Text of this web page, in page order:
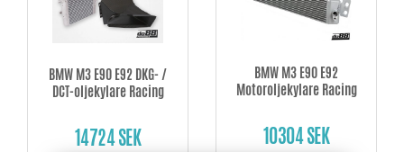
BMW M3 E90 E92 DKG- /
DCT-oljekylare Racing
14724 SEK
BMW M3 E90 E92
Motoroljekylare Racing
10304 SEK